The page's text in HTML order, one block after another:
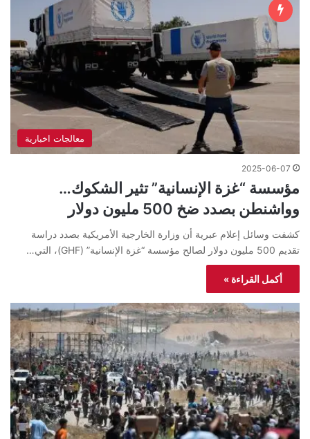
معالجات اخبارية
2025-06-07
مؤسسة “غزة الإنسانية” تثير الشكوك…
وواشنطن بصدد ضخ 500 مليون دولار
كشفت وسائل إعلام عبرية أن وزارة الخارجية الأمريكية بصدد دراسة
تقديم 500 مليون دولار لصالح مؤسسة “غزة الإنسانية” (GHF)، التي…
أكمل القراءة »